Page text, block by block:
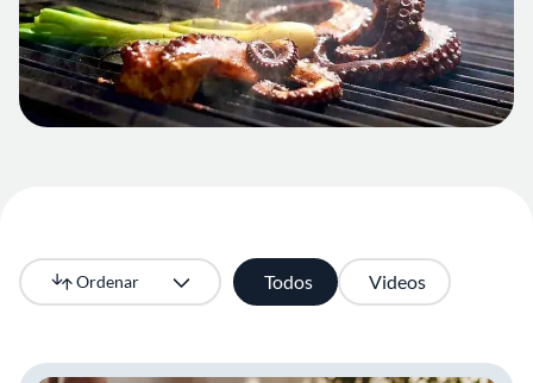
Todos Videos
Ordenar
Más recientes